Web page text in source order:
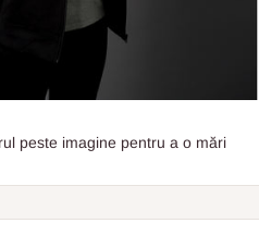
peste imagine pentru a o mări